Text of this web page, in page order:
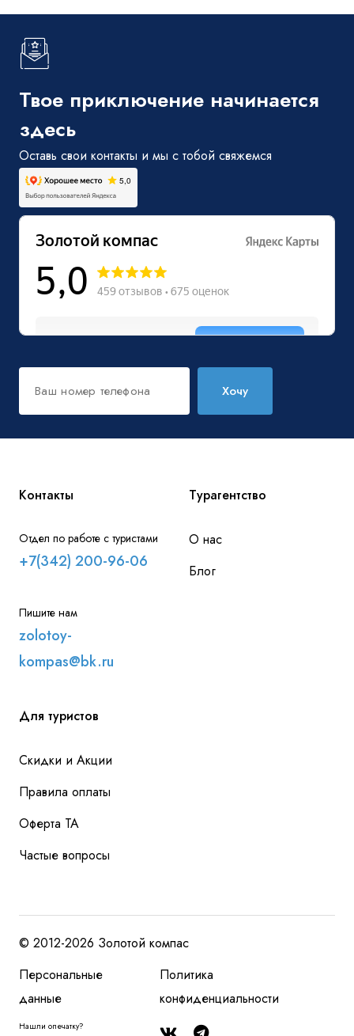
Твое приключение начинается
здесь
Оставь свои контакты и мы с тобой свяжемся
Хочу
Контакты
Отдел по работе с туристами
+7(342) 200-96-06
Пишите нам
zolotoy-
kompas@bk.ru
Турагентство
О нас
Блог
Для туристов
Скидки и Акции
Правила оплаты
Оферта ТА
Частые вопросы
© 2012-2026 Золотой компас
Персональные
данные
Политика
конфиденциальности
Нашли опечатку?